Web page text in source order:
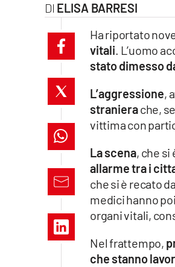
cosenzachannel.it
lacapitalenews.it
ELISA BARRESI
Ha riportato
vitali. L’uomo
stato dimesso
L’aggressione,
stranierache,
vittima con
La scena, che
allarme tra i
che si è recato
medici hanno
organi vitali,
Nel frattempo,
che stanno